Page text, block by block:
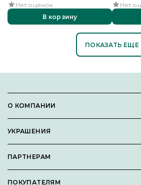
Нет оценок
В корзину
Нет
ПОКАЗАТЬ ЕЩЕ
О КОМПАНИИ
Вакансии
УКРАШЕНИЯ
Кольца
ПАРТНЕРАМ
ПОКУПАТЕЛЯМ